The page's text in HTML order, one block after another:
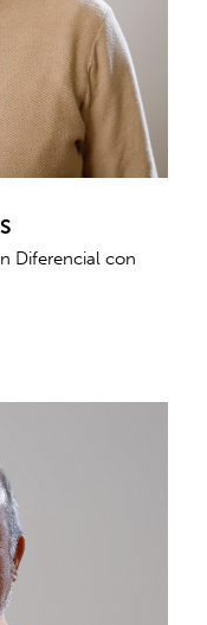
Diferencial con